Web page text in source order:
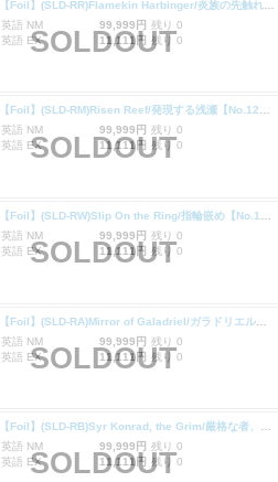
英語 NM
99,999円 残り 0
英語 EX
11,111円 残り 0
SOLDOUT
【Foil】(SLD-RM)Risen Reef/発現する浅瀬【No.1257】
英語 NM
99,999円 残り 0
英語 EX
11,111円 残り 0
SOLDOUT
英語 NM
99,999円 残り 0
英語 EX
11,111円 残り 0
SOLDOUT
英語 NM
99,999円 残り 0
英語 EX
11,111円 残り 0
SOLDOUT
英語 NM
99,999円 残り 0
英語 EX
11,111円 残り 0
SOLDOUT